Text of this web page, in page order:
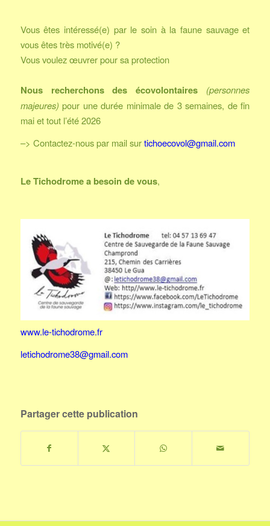
Vous êtes intéressé(e) par le soin à la faune sauvage et
vous êtes très motivé(e) ?
Vous voulez œuvrer pour sa protection
Nous recherchons des écovolontaires
(personnes
majeures) pour une durée minimale de 3 semaines, de fin
mai et tout l’été 2026
–> Contactez-nous par mail surtichoecovol@gmail.com
Le Tichodrome a besoin de vous,
www.le-tichodrome.fr
letichodrome38@gmail.com
Partager cette publication